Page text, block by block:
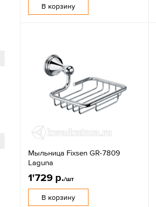
В корзину
Мыльница Fixsen GR-7809
Laguna
1'729 р./шт
В корзину